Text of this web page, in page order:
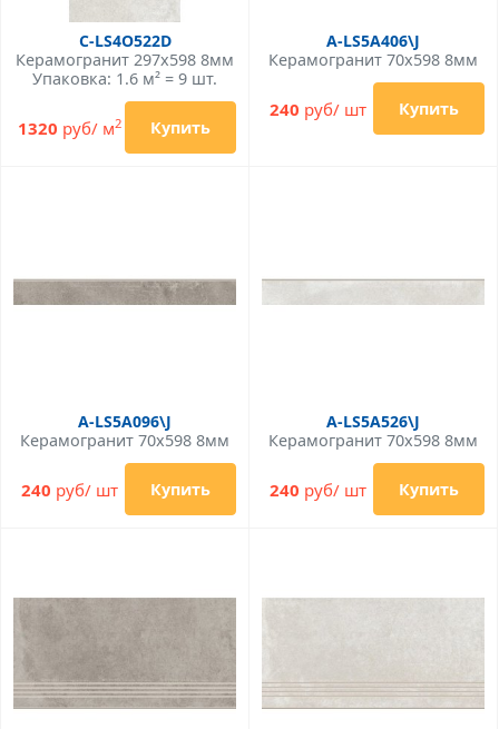
C-LS4O522D
Керамогранит 297x598 8мм
Упаковка: 1.6 м² = 9 шт.
1320 руб/ м2 Купить
A-LS5A406\J
Керамогранит 70x598 8мм
240 руб/ шт Купить
A-LS5A096\J
Керамогранит 70x598 8мм
240 руб/ шт Купить
A-LS5A526\J
Керамогранит 70x598 8мм
240 руб/ шт Купить